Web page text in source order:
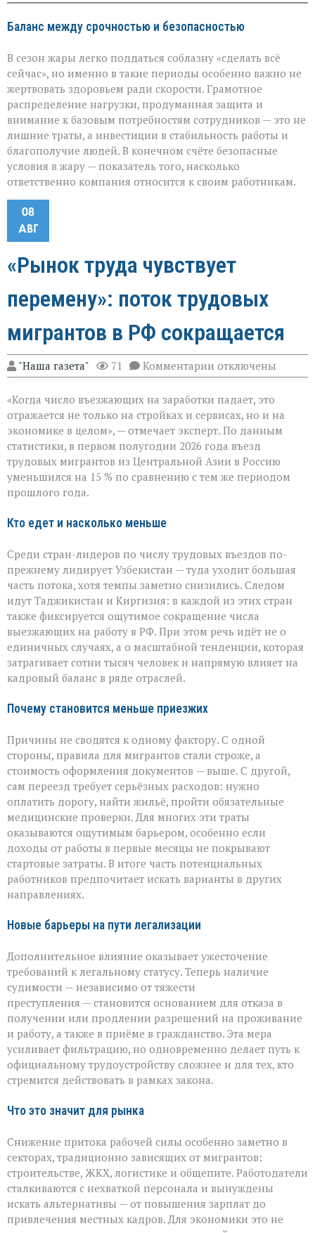
Баланс между срочностью и безопасностью
В сезон жары легко поддаться соблазну «сделать всё
сейчас», но именно в такие периоды особенно важно не
жертвовать здоровьем ради скорости. Грамотное
распределение нагрузки, продуманная защита и
внимание к базовым потребностям сотрудников — это не
лишние траты, а инвестиции в стабильность работы и
благополучие людей. В конечном счёте безопасные
условия в жару — показатель того, насколько
ответственно компания относится к своим работникам.
08
АВГ
«Рынок труда чувствует
перемену»: поток трудовых
мигрантов в РФ сокращается
"Наша газета" 71 Комментарии к
записи
труда
чувствует
перемену»:
поток
трудовых
мигрантов
в
РФ
отключены
«Когда число въезжающих на заработки падает, это
отражается не только на стройках и сервисах, но и на
экономике в целом», — отмечает эксперт. По данным
статистики, в первом полугодии 2026 года въезд
трудовых мигрантов из Центральной Азии в Россию
уменьшился на 15 % по сравнению с тем же периодом
прошлого года.
Кто едет и насколько меньше
Среди стран-лидеров по числу трудовых въездов по-
прежнему лидирует Узбекистан — туда уходит большая
часть потока, хотя темпы заметно снизились. Следом
идут Таджикистан и Киргизия: в каждой из этих стран
также фиксируется ощутимое сокращение числа
выезжающих на работу в РФ. При этом речь идёт не о
единичных случаях, а о масштабной тенденции, которая
затрагивает сотни тысяч человек и напрямую влияет на
кадровый баланс в ряде отраслей.
Почему становится меньше приезжих
Причины не сводятся к одному фактору. С одной
стороны, правила для мигрантов стали строже, а
стоимость оформления документов — выше. С другой,
сам переезд требует серьёзных расходов: нужно
оплатить дорогу, найти жильё, пройти обязательные
медицинские проверки. Для многих эти траты
оказываются ощутимым барьером, особенно если
доходы от работы в первые месяцы не покрывают
стартовые затраты. В итоге часть потенциальных
работников предпочитает искать варианты в других
направлениях.
Новые барьеры на пути легализации
Дополнительное влияние оказывает ужесточение
требований к легальному статусу. Теперь наличие
судимости — независимо от тяжести
преступления — становится основанием для отказа в
получении или продлении разрешений на проживание
и работу, а также в приёме в гражданство. Эта мера
усиливает фильтрацию, но одновременно делает путь к
официальному трудоустройству сложнее и для тех, кто
стремится действовать в рамках закона.
Что это значит для рынка
Снижение притока рабочей силы особенно заметно в
секторах, традиционно зависящих от мигрантов:
строительстве, ЖКХ, логистике и общепите. Работодатели
сталкиваются с нехваткой персонала и вынуждены
искать альтернативы — от повышения зарплат до
привлечения местных кадров. Для экономики это не